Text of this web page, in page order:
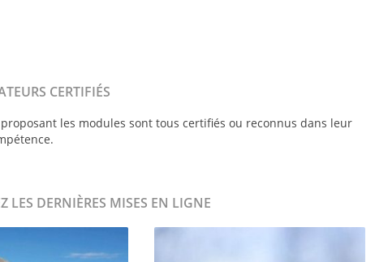
CERTIFIÉS
les modules sont tous certifiés ou reconnus dans leur
LES DERNIÈRES MISES EN LIGNE